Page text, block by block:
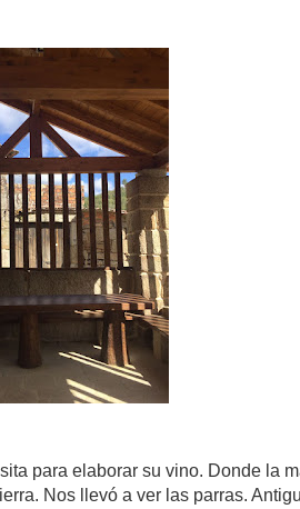
para elaborar su vino. Donde la
Nos llevó a ver las parras.